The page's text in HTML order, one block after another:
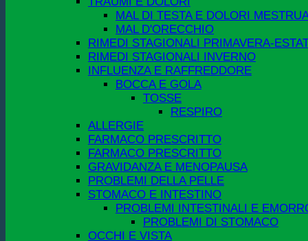
MAL DI TESTA E DOLORI
MAL D'ORECCHIO
RIMEDI STAGIONALI PRIMAVERA-
RIMEDI STAGIONALI INVERNO
INFLUENZA E RAFFREDDORE
BOCCA E GOLA
TOSSE
RESPIRO
ALLERGIE
FARMACO PRESCRITTO
FARMACO PRESCRITTO
GRAVIDANZA E MENOPAUSA
PROBLEMI DELLA PELLE
STOMACO E INTESTINO
PROBLEMI INTESTINALI E
PROBLEMI DI STOMACO
OCCHI E VISTA